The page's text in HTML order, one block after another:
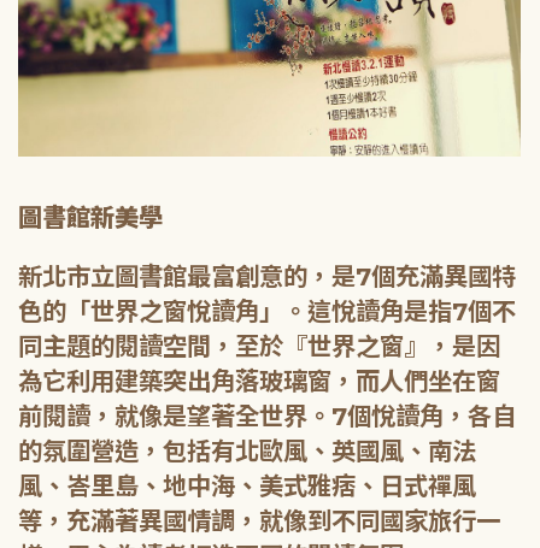
圖書館新美學
新北市立圖書館最富創意的，是7個充滿異國特
色的「世界之窗悅讀角」。這悅讀角是指7個不
同主題的閱讀空間，至於『世界之窗』，是因
為它利用建築突出角落玻璃窗，而人們坐在窗
前閱讀，就像是望著全世界。7個悅讀角，各自
的氛圍營造，包括有北歐風、英國風、南法
風、峇里島、地中海、美式雅痞、日式禪風
等，充滿著異國情調，就像到不同國家旅行一